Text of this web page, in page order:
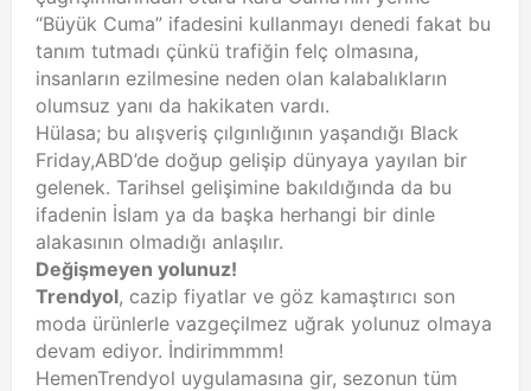
“Büyük Cuma” ifadesini kullanmayı denedi fakat bu
tanım tutmadı çünkü trafiğin felç olmasına,
insanların ezilmesine neden olan kalabalıkların
olumsuz yanı da hakikaten vardı.
Hülasa; bu alışveriş çılgınlığının yaşandığı Black
Friday,ABD’de doğup gelişip dünyaya yayılan bir
gelenek. Tarihsel gelişimine bakıldığında da bu
ifadenin İslam ya da başka herhangi bir dinle
alakasının olmadığı anlaşılır.
Değişmeyen yolunuz!
Trendyol, cazip fiyatlar ve göz kamaştırıcı son
moda ürünlerle vazgeçilmez uğrak yolunuz olmaya
devam ediyor. İndirimmmm!
HemenTrendyol uygulamasına gir, sezonun tüm